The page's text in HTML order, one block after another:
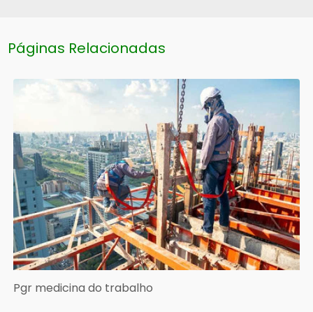
Páginas Relacionadas
Pgr medicina do trabalho